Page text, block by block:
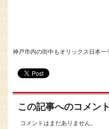
神戸市内の街中もオリックス日本
この記事へのコメント
コメントはまだありません。